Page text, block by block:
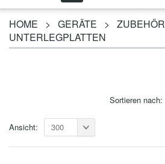
HOME > GERÄTE > ZUBEHÖR
UNTERLEGPLATTEN
Sortieren nach:
Ansicht: 300